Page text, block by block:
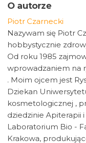
O autorze
Piotr Czarnecki
Nazywam się Piotr
hobbystycznie
Od roku 1985
wprowadzaniem na
. Moim ojcem jest
Dziekan
kosmetologicznej ,
dziedzinie Apiterapii
Laboratorium Bio -
Krakowa,